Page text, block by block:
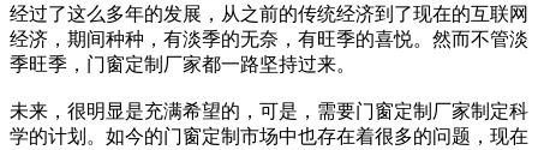
经过了这么多年的发展，从之前的传统经济到了现在的互联网
经济，期间种种，有淡季的无奈，有旺季的喜悦。然而不管淡
季旺季，门窗定制厂家都一路坚持过来。
未来，很明显是充满希望的，可是，需要门窗定制厂家制定科
学的计划。如今的门窗定制市场中也存在着很多的问题，现在